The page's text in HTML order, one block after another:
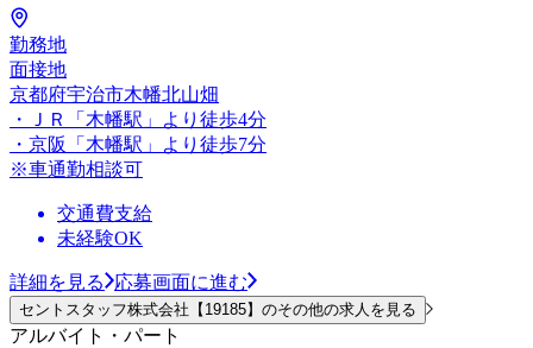
勤務地
面接地
京都府宇治市木幡北山畑
・ＪＲ「木幡駅」より徒歩4分
・京阪「木幡駅」より徒歩7分
※車通勤相談可
交通費支給
未経験OK
詳細を見る 応募画面に進む
セントスタッフ株式会社【19185】のその他の求人を見る
アルバイト・パート